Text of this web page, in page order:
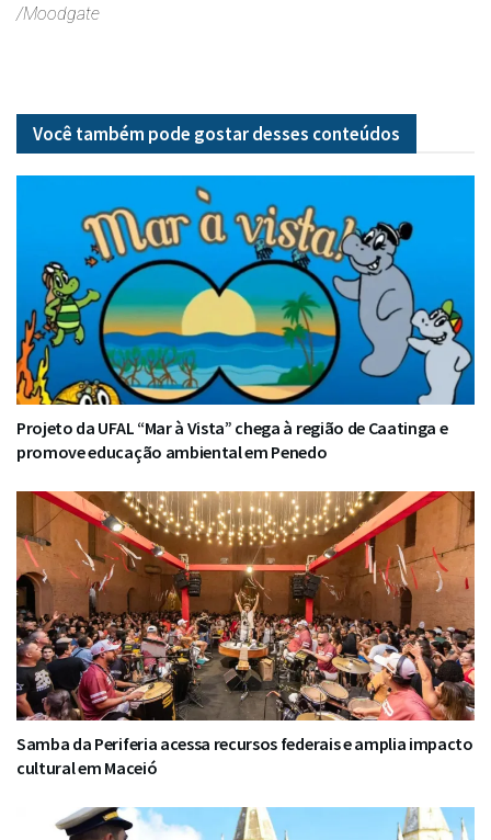
/Moodgate
Você também pode gostar desses conteúdos
Projeto da UFAL “Mar à Vista” chega à região de Caatinga e
promove educação ambiental em Penedo
Samba da Periferia acessa recursos federais e amplia impacto
cultural em Maceió